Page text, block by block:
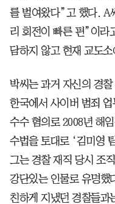
를 벌여왔다”고 했다. A
리 회전이 빠른 편”이라
담하지 않고 현재 교도소
박씨는 과거 자신의 경
한국에서 사이버 범죄
수수 혐의로 2008년 해
수법을 토대로 ‘김미영
그는 경찰 재직 당시 조
강단있는 인물로 유명했
친하게 지냈던 경찰들과